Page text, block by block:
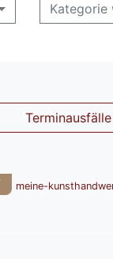
Kategorie
Terminausfälle
meine-